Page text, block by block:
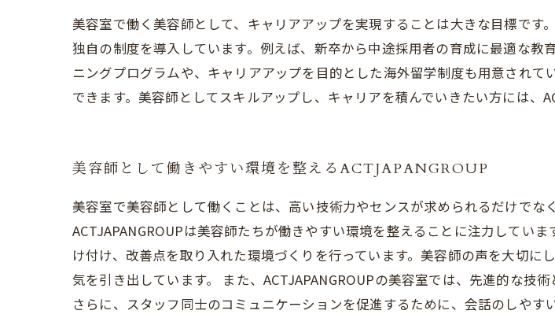
美容室で働く美容師として、キャリアアップを実現することは大きな目標です
独自の制度を導入しています。例えば、新卒から中途採用者の育成に最適な
ニングプログラムや、キャリアアップを目的とした海外留学制度も用意されて
できます。美容師としてスキルアップし、キャリアを積んでいきたい方には、
美容師として働きやすい環境を整えるACTJAPANGROUP
美容室で美容師として働くことは、高い技術力やセンスが求められるだけでな
ACTJAPANGROUPは美容師たちが働きやすい環境を整えることに注力してい
け付け、改善点を取り入れた環境づくりを行っています。美容師の声を大切
気を引き出しています。 また、ACTJAPANGROUPの美容室では、先進的な技
さらに、スタッフ同士のコミュニケーションを促進するために、会話のしや